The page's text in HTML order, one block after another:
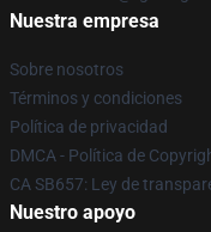
Nuestra empresa
Sobre nosotros
Términos y condiciones
Política de privacidad
DMCA - Política de
CA SB657: Ley de
Nuestro apoyo